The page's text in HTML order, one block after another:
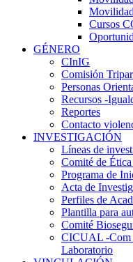
Cursos
GÉNERO
CInIG
Comisión
Personas
Recursos -
Reportes
Contacto
INVESTIGACIÓN
Líneas de
Comité de
Programa de
Acta de
Perfiles de
Plantilla para
Comité
CICUAL -Com
Laboratorio